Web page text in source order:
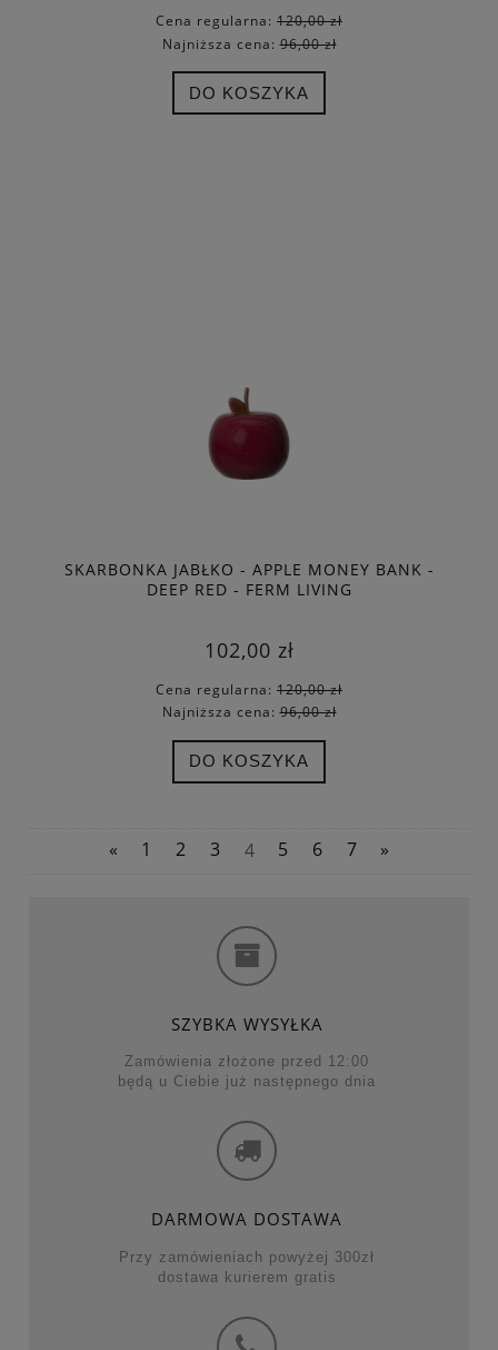
Cena regularna: 120,00 zł
Najniższa cena:96,00 zł
DO KOSZYKA
SKARBONKA JABŁKO - APPLE MONEY BANK -
DEEP RED - FERM LIVING
102,00 zł
Cena regularna: 120,00 zł
Najniższa cena:96,00 zł
DO KOSZYKA
« 1 2 3 4 5 6 7 »
SZYBKA WYSYŁKA
Zamówienia złożone przed 12:00
będą u Ciebie już następnego dnia
DARMOWA DOSTAWA
Przy zamówieniach powyżej 300zł
dostawa kurierem gratis